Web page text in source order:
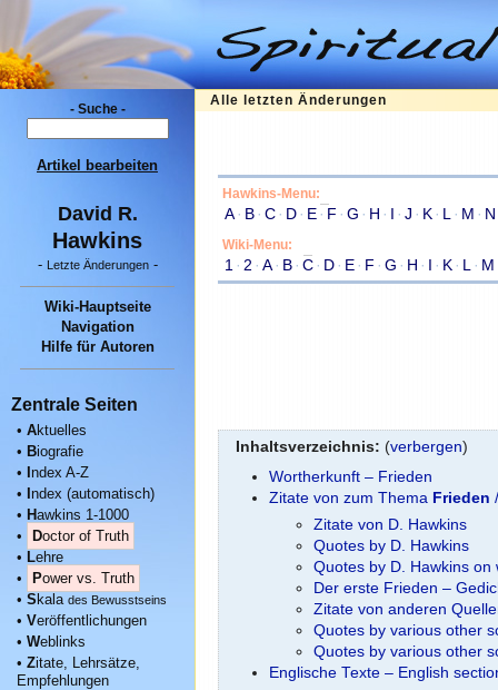
- Suche -
Artikel bearbeiten
David R.
Hawkins
- Letzte Änderungen-
Wiki-Hauptseite
Navigation
Hilfe für Autoren
Zentrale Seiten
• Aktuelles
• Biografie
• ndex A-Z
• ndex (automatisch)
• Hawkins 1-1000
•
Doctor of Truth
• Lehre
•
Power vs. Truth
• S kala des Bewusstseins
• Veröffentlichungen
• Weblinks
• Zitate, Lehrsätze,
Empfehlungen
Alle letzten Änderungen
Hawkins-Menu:
A· B· C· D· E· F · G · H · I · J · K· L · M · N
Wiki-Menu:
1 · 2 · A· B· C· D· E· F · G · H · I · K· L · M
Inhaltsverzeichnis: (verbergen)
Wortherkunft – Frieden
Zitate von zum Thema Frieden
Zitate von D. Hawkins
Quotes by D. Hawkins
Quotes by D. Hawkins on
Der erste Frieden –
Zitate von anderen
Quotes by various other
Quotes by various other
Englische Texte – English